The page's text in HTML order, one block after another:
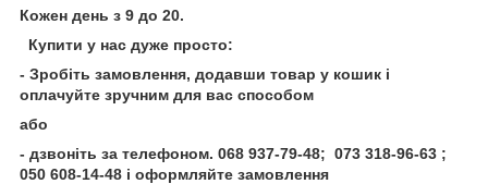
Кожен день з 9 до 20.
Купити у нас дуже просто:
- Зробіть замовлення, додавши товар у кошик і
оплачуйте зручним для вас способом
або
- дзвоніть за телефоном. 068 937-79-48; 073 318-96-63 ;
050 608-14-48 і оформляйте замовлення